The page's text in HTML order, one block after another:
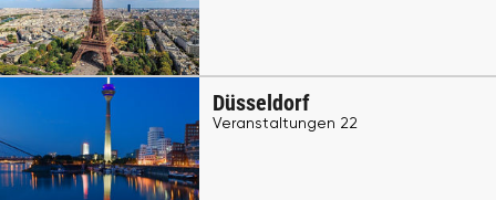
Düsseldorf
Veranstaltungen 22